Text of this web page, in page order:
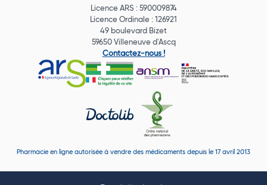
Licence ARS : 590009874
Licence Ordinale : 126921
49 boulevard Bizet
59650 Villeneuve d'Ascq
Contactez-nous !
Pharmacie en ligne autorisée à vendre des médicaments depuis le 17 avril 2013